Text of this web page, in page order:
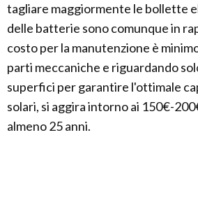
tagliare maggiormente le bollette
delle batterie sono comunque in
costo per la manutenzione è
parti meccaniche e riguardando
superfici per garantire l'ottimale
solari, si aggira intorno ai 150€-
almeno 25 anni.